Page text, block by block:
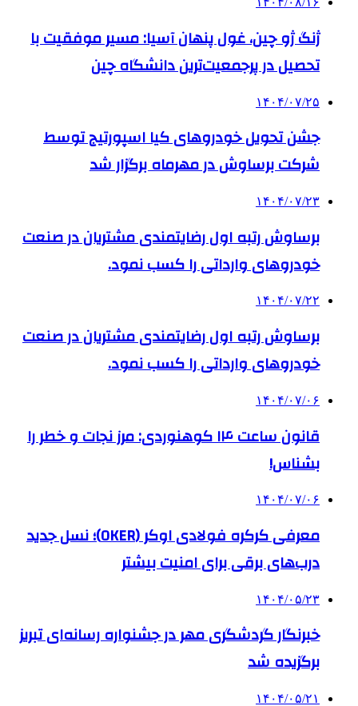
ژنگ ژو چین، غول پنهان آسیا: مسیر موفقیت با
تحصیل در پرجمعیت‌ترین دانشگاه چین
۱۴۰۴/۰۷/۲۵
جشن تحویل خودروهای کیا اسپورتیج توسط
شرکت برساوش در مهرماه برگزار شد
۱۴۰۴/۰۷/۲۳
برساوش رتبه اول رضایتمندی مشتریان در صنعت
خودروهای وارداتی را کسب نمود.
۱۴۰۴/۰۷/۲۲
برساوش رتبه اول رضایتمندی مشتریان در صنعت
خودروهای وارداتی را کسب نمود.
۱۴۰۴/۰۷/۰۶
قانون ساعت ۱۴ کوهنوردی: مرز نجات و خطر را
بشناس!
۱۴۰۴/۰۷/۰۶
معرفی کرکره فولادی اوکر (OKER)؛ نسل جدید
درب‌های برقی برای امنیت بیشتر
۱۴۰۴/۰۵/۲۳
خبرنگار گردشگری مهر در جشنواره رسانه‌ای تبریز
برگزیده شد
۱۴۰۴/۰۵/۲۱